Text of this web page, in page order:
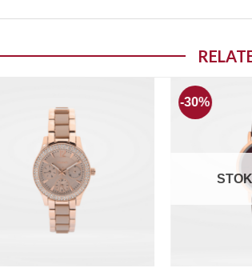
Add to wishlist
-30%